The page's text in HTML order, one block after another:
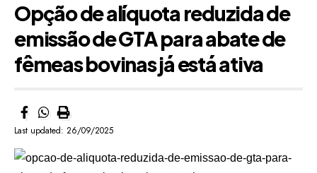
Opção de alíquota reduzida de
emissão de GTA para abate de
fêmeas bovinas já está ativa
Last updated: 26/09/2025